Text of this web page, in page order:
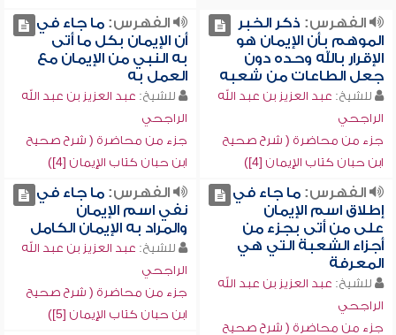
الفهرس: ذكر الخبر
الموهم بأن الإيمان هو
الإقرار بالله وحده دون
جعل الطاعات من شعبه
للشيخ: عبد العزيز بن عبد الله
الراجحي
جزء من محاضرة ( شرح صحيح
ابن حبان كتاب الإيمان [4])
الفهرس:ما جاء في
أن الإيمان بكل ما أتى
به النبي من الإيمان مع
العمل به
للشيخ: عبد العزيز بن عبد الله
الراجحي
جزء من محاضرة ( شرح صحيح
ابن حبان كتاب الإيمان [4])
الفهرس:ما جاء في
إطلاق اسم الإيمان
على من أتى بجزء من
أجزاء الشعبة التي هي
المعرفة
للشيخ: عبد العزيز بن عبد الله
الراجحي
جزء من محاضرة ( شرح صحيح
الفهرس:ما جاء في
نفي اسم الإيمان
والمراد به الإيمان الكامل
للشيخ: عبد العزيز بن عبد الله
الراجحي
جزء من محاضرة ( شرح صحيح
ابن حبان كتاب الإيمان [5])